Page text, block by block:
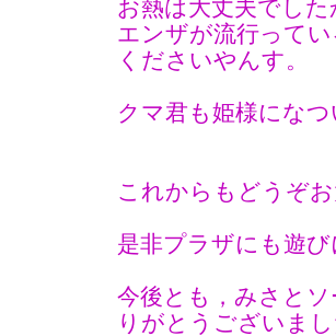
お熱は大丈夫でし
エンザが流行って
くださいやんす。
クマ君も姫様にな
これからもどうぞ
是非プラザにも遊
今後とも，みさと
りがとうございま